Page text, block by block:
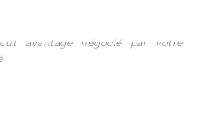
avantage négocié par votre